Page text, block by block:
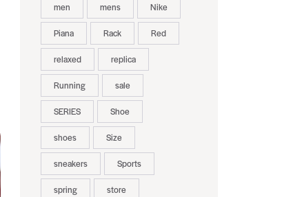
men mens Nike
Piana Rack Red
relaxed replica
Running sale
SERIES Shoe
shoes Size
sneakers Sports
spring store